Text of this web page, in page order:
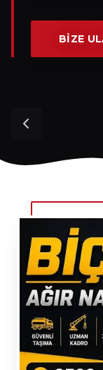
BIZE